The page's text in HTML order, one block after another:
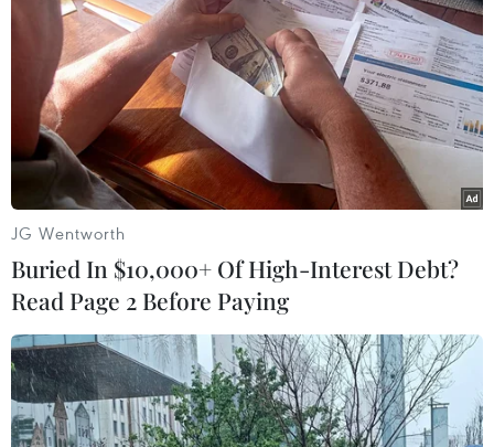
Thổ Nhĩ Kỳ
Theo dõi VietnamPlus
TIN LIÊN QUAN
JG Wentworth
Buried In $10,000+ Of High-Interest Debt?
Read Page 2 Before Paying